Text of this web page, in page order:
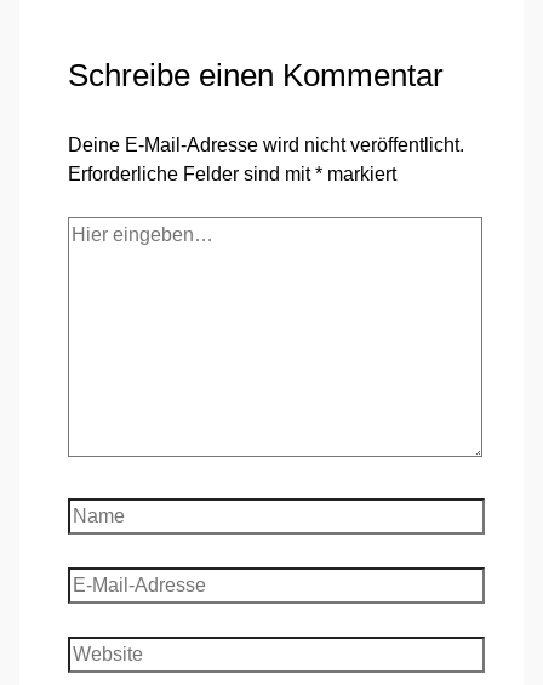
Schreibe einen Kommentar
Deine E-Mail-Adresse wird nicht veröffentlicht.
Erforderliche Felder sind mit* markiert
Hier
Name
E-
Mail-
Adresse
Website